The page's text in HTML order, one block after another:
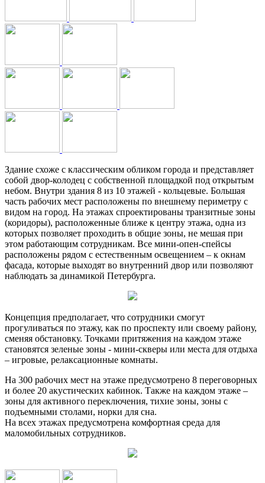
Здание схоже с классическим обликом города и представляет
собой двор-колодец с собственной площадкой под открытым
небом. Внутри здания 8 из 10 этажей - кольцевые. Большая
часть рабочих мест расположены по внешнему периметру с
видом на город. На этажах спроектированы транзитные зоны
(коридоры), расположенные ближе к центру этажа, одна из
которых позволяет проходить в общие зоны, не мешая при
этом работающим сотрудникам. Все мини-опен-спейсы
расположены рядом с естественным освещением – к окнам
фасада, которые выходят во внутренний двор или позволяют
наблюдать за динамикой Петербурга.
Концепция предполагает, что сотрудники смогут
прогуливаться по этажу, как по проспекту или своему району,
сменяя обстановку. Точками притяжения на каждом этаже
становятся зеленые зоны - мини-скверы или места для отдыха
– игровые, релаксационные комнаты.
На 300 рабочих мест на этаже предусмотрено 8 переговорных
и более 20 акустических кабинок. Также на каждом этаже –
зоны для активного переключения, тихие зоны, зоны с
подъемными столами, норки для сна.
На всех этажах предусмотрена комфортная среда для
маломобильных сотрудников.